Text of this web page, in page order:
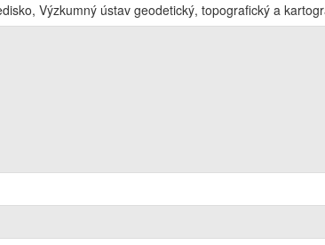
Výzkumný ústav geodetický, topografický a